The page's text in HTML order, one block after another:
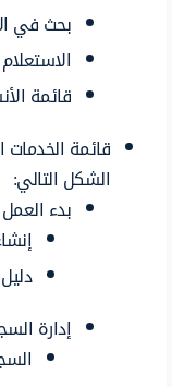
بحث في
قائمة
قائمة
الشكل التالي:
بدء
إدارة